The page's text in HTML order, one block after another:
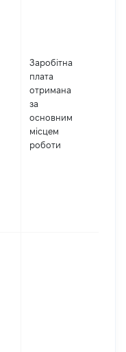
Заробітна
плата
отримана
за
основним
місцем
роботи